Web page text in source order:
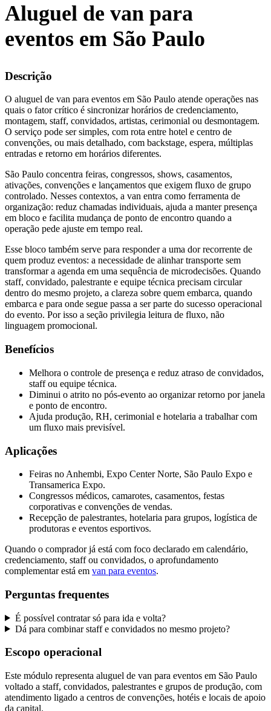
Aluguel de van para
eventos em São Paulo
Descrição
O aluguel de van para eventos em São Paulo atende operações nas
quais o fator crítico é sincronizar horários de credenciamento,
montagem, staff, convidados, artistas, cerimonial ou desmontagem.
O serviço pode ser simples, com rota entre hotel e centro de
convenções, ou mais detalhado, com backstage, espera, múltiplas
entradas e retorno em horários diferentes.
São Paulo concentra feiras, congressos, shows, casamentos,
ativações, convenções e lançamentos que exigem fluxo de grupo
controlado. Nesses contextos, a van entra como ferramenta de
organização: reduz chamadas individuais, ajuda a manter presença
em bloco e facilita mudança de ponto de encontro quando a
operação pede ajuste em tempo real.
Esse bloco também serve para responder a uma dor recorrente de
quem produz eventos: a necessidade de alinhar transporte sem
transformar a agenda em uma sequência de microdecisões. Quando
staff, convidado, palestrante e equipe técnica precisam circular
dentro do mesmo projeto, a clareza sobre quem embarca, quando
embarca e para onde segue passa a ser parte do sucesso operacional
do evento. Por isso a seção privilegia leitura de fluxo, não
linguagem promocional.
Benefícios
Melhora o controle de presença e reduz atraso de convidados,
staff ou equipe técnica.
Diminui o atrito no pós-evento ao organizar retorno por janela
e ponto de encontro.
Ajuda produção, RH, cerimonial e hotelaria a trabalhar com
um fluxo mais previsível.
Aplicações
Feiras no Anhembi, Expo Center Norte, São Paulo Expo e
Transamerica Expo.
Congressos médicos, camarotes, casamentos, festas
corporativas e convenções de vendas.
Recepção de palestrantes, hotelaria para grupos, logística de
produtoras e eventos esportivos.
Quando o comprador já está com foco declarado em calendário,
credenciamento, staff ou convidados, o aprofundamento
complementar está em van para eventos.
Perguntas frequentes
É possível contratar só para ida e volta?
Dá para combinar staff e convidados no mesmo projeto?
Escopo operacional
Este módulo representa aluguel de van para eventos em São Paulo
voltado a staff, convidados, palestrantes e grupos de produção, com
atendimento ligado a centros de convenções, hotéis e locais de apoio
da capital.